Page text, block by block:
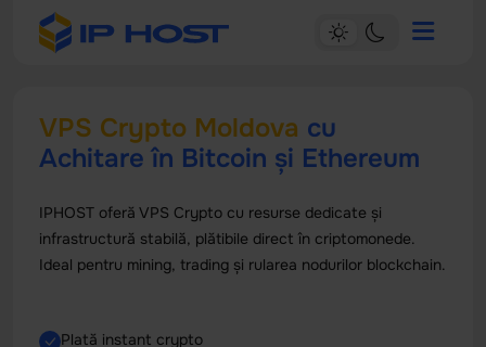
VPS Crypto Moldova cu
Achitare în Bitcoin și Ethereum
IPHOST oferă VPS Crypto cu resurse dedicate și
infrastructură stabilă, plătibile direct în criptomonede.
Ideal pentru mining, trading și rularea nodurilor blockchain.
Plată instant crypto